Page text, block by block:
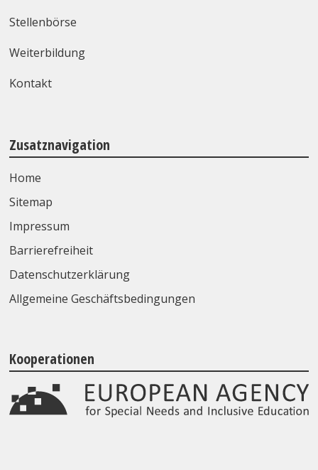
Stellenbörse
Weiterbildung
Kontakt
Zusatznavigation
Home
Sitemap
Impressum
Barrierefreiheit
Datenschutzerklärung
Allgemeine Geschäftsbedingungen
Kooperationen